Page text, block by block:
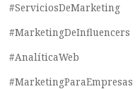
#ServiciosDeMarketing
#MarketingDeInfluencers
#AnalíticaWeb
#MarketingParaEmpresas